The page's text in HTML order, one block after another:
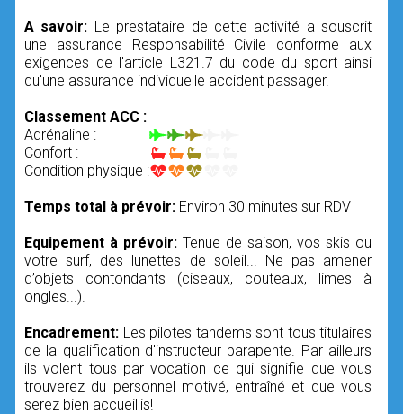
A savoir: Le prestataire de cette activité a souscrit
une assurance Responsabilité Civile conforme aux
exigences de l'article L321.7 du code du sport ainsi
qu'une assurance individuelle accident passager.
Classement ACC :
Adrénaline :
Confort :
Condition physique :
Temps total à prévoir: Environ 30 minutes sur RDV
Equipement à prévoir: Tenue de saison, vos skis ou
votre surf, des lunettes de soleil... Ne pas amener
d’objets contondants (ciseaux, couteaux, limes à
ongles...).
Encadrement: Les pilotes tandems sont tous titulaires
de la qualification d'instructeur parapente. Par ailleurs
ils volent tous par vocation ce qui signifie que vous
trouverez du personnel motivé, entraîné et que vous
serez bien accueillis!